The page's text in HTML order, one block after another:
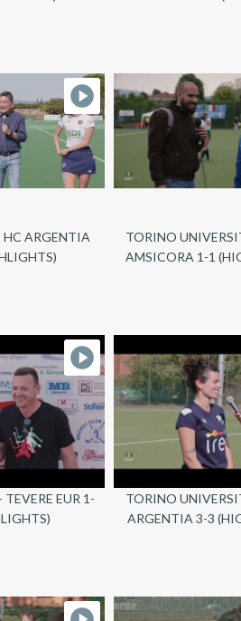
HC ARGENTIA
TORINO
AMSICORA 1-1
EUR 1-
TORINO
ARGENTIA 3-3